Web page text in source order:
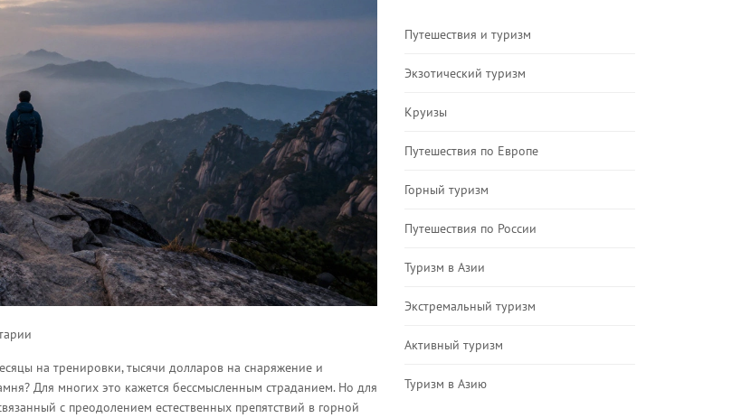
на тренировки, тысячи долларов на снаряжение и
Для многих это кажется бессмысленным страданием. Но для
с преодолением естественных препятствий в горной
Путешествия и туризм
Экзотический туризм
Круизы
Путешествия по Европе
Горный туризм
Путешествия по России
Туризм в Азии
Экстремальный туризм
Активный туризм
Туризм в Азию